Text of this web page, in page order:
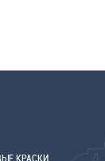
КРАСКИ